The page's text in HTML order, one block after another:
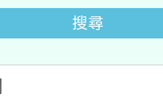
象擴大為「滿6
民眾」措施，延
搜尋